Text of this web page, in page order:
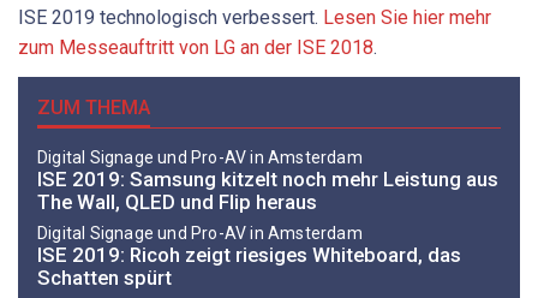
ISE 2019 technologisch verbessert. Lesen Sie hier mehr
zum Messeauftritt von LG an der ISE 2018.
ZUM THEMA
Digital Signage und Pro-AV in Amsterdam
ISE 2019: Samsung kitzelt noch mehr Leistung aus
The Wall, QLED und Flip heraus
Digital Signage und Pro-AV in Amsterdam
ISE 2019: Ricoh zeigt riesiges Whiteboard, das
Schatten spürt